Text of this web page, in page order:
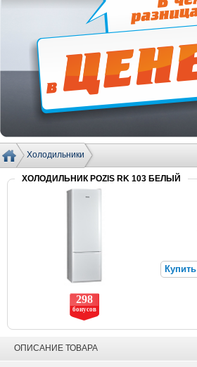
Холодильники
ХОЛОДИЛЬНИК POZIS RK 103 БЕЛЫЙ
298
бонусов
Купить
ОПИСАНИЕ ТОВАРА